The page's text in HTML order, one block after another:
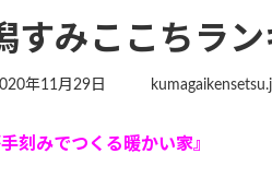
すみここちラン
年11月29日
刻みでつくる暖かい家』